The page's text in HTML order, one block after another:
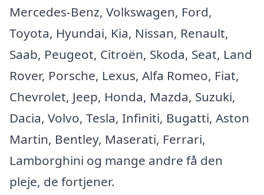
Mercedes-Benz, Volkswagen, Ford,
Toyota, Hyundai, Kia, Nissan, Renault,
Saab, Peugeot, Citroën, Skoda, Seat, Land
Rover, Porsche, Lexus, Alfa Romeo, Fiat,
Chevrolet, Jeep, Honda, Mazda, Suzuki,
Dacia, Volvo, Tesla, Infiniti, Bugatti, Aston
Martin, Bentley, Maserati, Ferrari,
Lamborghini og mange andre få den
pleje, de fortjener.